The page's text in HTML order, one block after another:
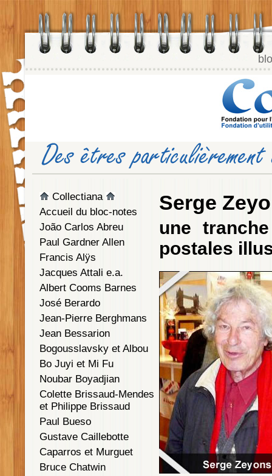
Collectiana
Accueil du bloc-notes
João Carlos Abreu
Paul Gardner Allen
Francis Alÿs
Jacques Attali e.a.
Albert Cooms Barnes
José Berardo
Jean-Pierre Berghmans
Jean Bessarion
Bogousslavsky et Albou
Bo Juyi et Mi Fu
Noubar Boyadjian
Colette Brissaud-Mendes
et Philippe Brissaud
Paul Bueso
Gustave Caillebotte
Caparros et Murguet
Bruce Chatwin
Serge
une
postales